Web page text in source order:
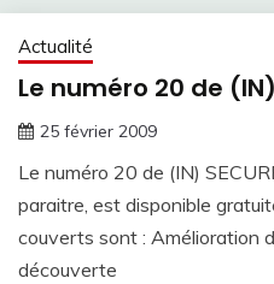
Actualité
Le numéro 20 de
25 février 2009
Le numéro 20 de (IN)
paraitre, est disponible
couverts sont : Amélioration
découverte